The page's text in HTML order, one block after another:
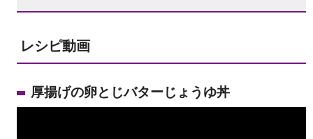
レシピ動画
厚揚げの卵とじバターじょうゆ丼